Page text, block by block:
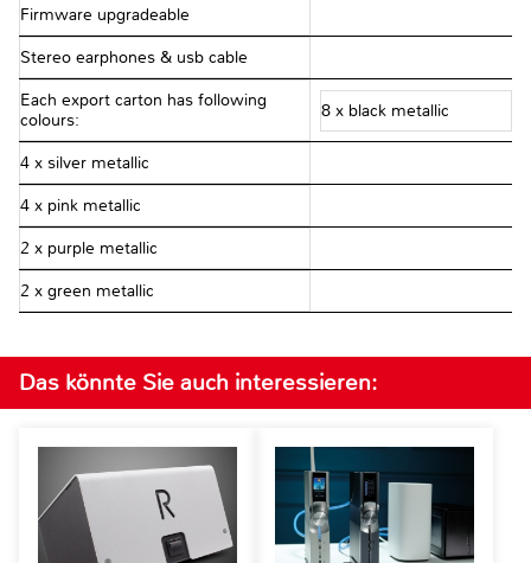
Firmware upgradeable
Stereo earphones & usb cable
Each export carton has following
colours:
8 x black metallic
4 x silver metallic
4 x pink metallic
2 x purple metallic
2 x green metallic
Das könnte Sie auch interessieren: